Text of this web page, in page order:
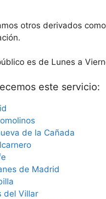
otros derivados como
es de Lunes a
este servicio:
de la Cañada
de Madrid
del Villar